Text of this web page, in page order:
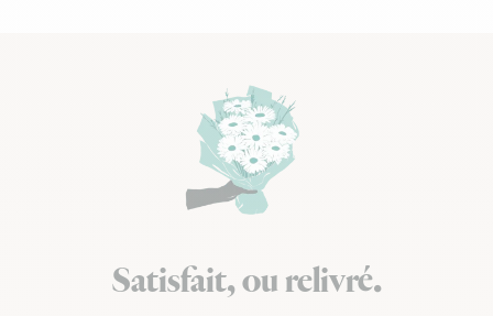
Satisfait, ou relivré.